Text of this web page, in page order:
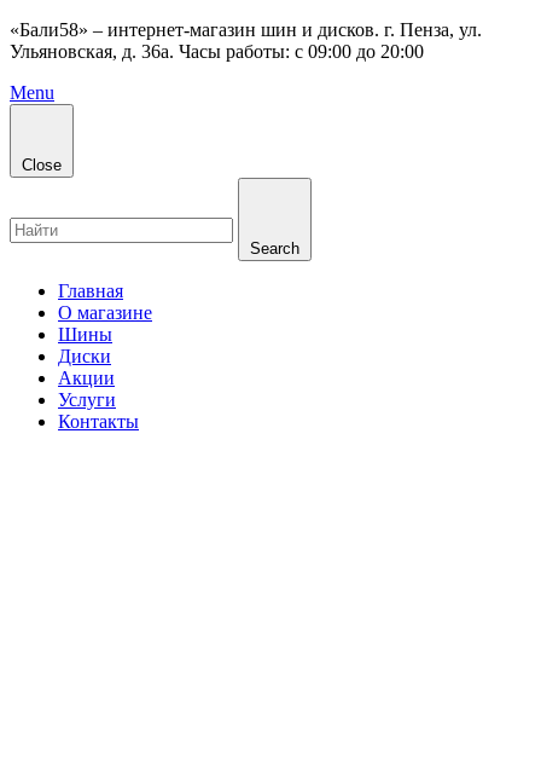
«Бали58» – интернет-магазин шин и дисков. г. Пенза, ул.
Ульяновская, д. 36а. Часы работы: с 09:00 до 20:00
Menu
Close
Search
Главная
О магазине
Шины
Диски
Акции
Услуги
Контакты